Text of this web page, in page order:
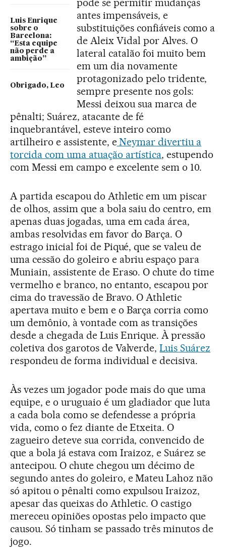
Luis Enrique
sobre o
Barcelona:
“Esta equipe
não perde a
ambição”
Obrigado, Leo
pode se permitir mudanças
antes impensáveis, e
substituições confiáveis como a
de Aleix Vidal por Alves. O
lateral catalão foi muito bem
em um dia novamente
protagonizado pelo tridente,
sempre presente nos gols:
Messi deixou sua marca de
pênalti; Suárez, atacante de fé
inquebrantável, esteve inteiro como
artilheiro e assistente, eNeymar divertiu a
torcida com uma atuação artística, estupendo
com Messi em campo e excelente sem o 10.
A partida escapou do Athletic em um piscar
de olhos, assim que a bola saiu do centro, em
apenas duas jogadas, uma em cada área,
ambas resolvidas em favor do Barça. O
estrago inicial foi de Piqué, que se valeu de
uma cessão do goleiro e abriu espaço para
Muniain, assistente de Eraso. O chute do time
vermelho e branco, no entanto, escapou por
cima do travessão de Bravo. O Athletic
apertava muito e bem e o Barça corria como
um demônio, à vontade com as transições
desde a chegada de Luis Enrique. À pressão
coletiva dos garotos de Valverde,Luis Suárez
respondeu de forma individual e decisiva.
Às vezes um jogador pode mais do que uma
equipe, e o uruguaio é um gladiador que luta
a cada bola como se defendesse a própria
vida, como o fez diante de Etxeita. O
zagueiro deteve sua corrida, convencido de
que a bola já estava com Iraizoz, e Suárez se
antecipou. O chute chegou um décimo de
segundo antes do goleiro, e Mateu Lahoz não
só apitou o pênalti como expulsou Iraizoz,
apesar das queixas do Athletic. O castigo
mereceu opiniões opostas pelo impacto que
causou. Só tinham se passado três minutos de
jogo.